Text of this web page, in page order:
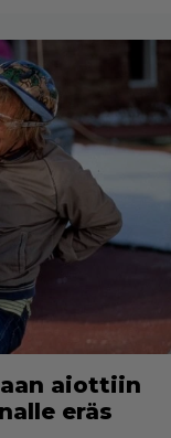
aiottiin
eräs